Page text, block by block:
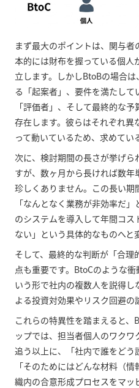
まず最大のポイントは、関与
本的には財布を握っている個
立します。しかしBtoBの場合
る「起案者」、要件を満たし
「評価者」、そして最終的な
存在します。彼らはそれぞれ
って動いているため、求めてい
次に、検討期間の長さが挙げら
すが、数ヶ月から長ければ数
珍しくありません。この長い期
「なんとなく業務が非効率だ
のシステムを導入して年間コ
ない」という具体的なものへと
そして、最終的な判断が「合理
点も重要です。BtoCのような
いう形で社内の複数人を説得
よる投資対効果やリスク回避の
これらの特異性を踏まえると
ップでは、担当者個人のワク
追う以上に、「社内で誰をどう
「そのためにはどんな材料（
織内の合意形成プロセスをマ